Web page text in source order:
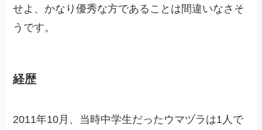
せよ、かなり優秀な方であることは間違いなさそ
うです。
経歴
2011年10月、当時中学生だったウマヅラは1人で